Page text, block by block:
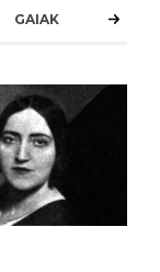
GAIAK